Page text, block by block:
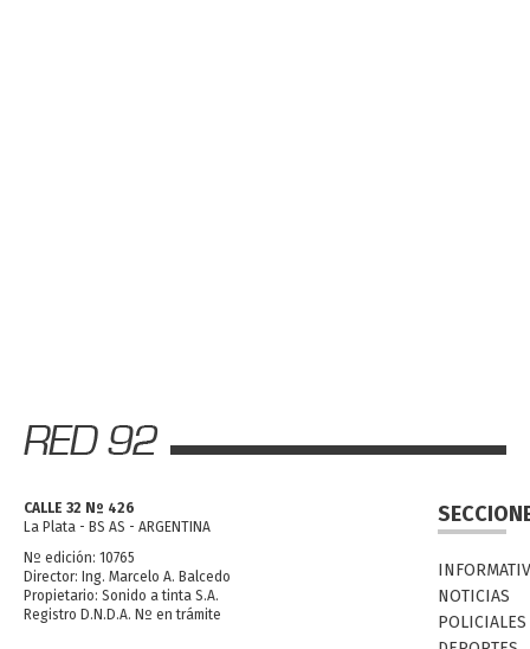
CALLE 32 Nº 426
La Plata - BS AS - ARGENTINA
Nº edición: 10765
Director: Ing. Marcelo A. Balcedo
Propietario: Sonido a tinta S.A.
Registro D.N.D.A. Nº en trámite
NOTICIAS
POLICIALES